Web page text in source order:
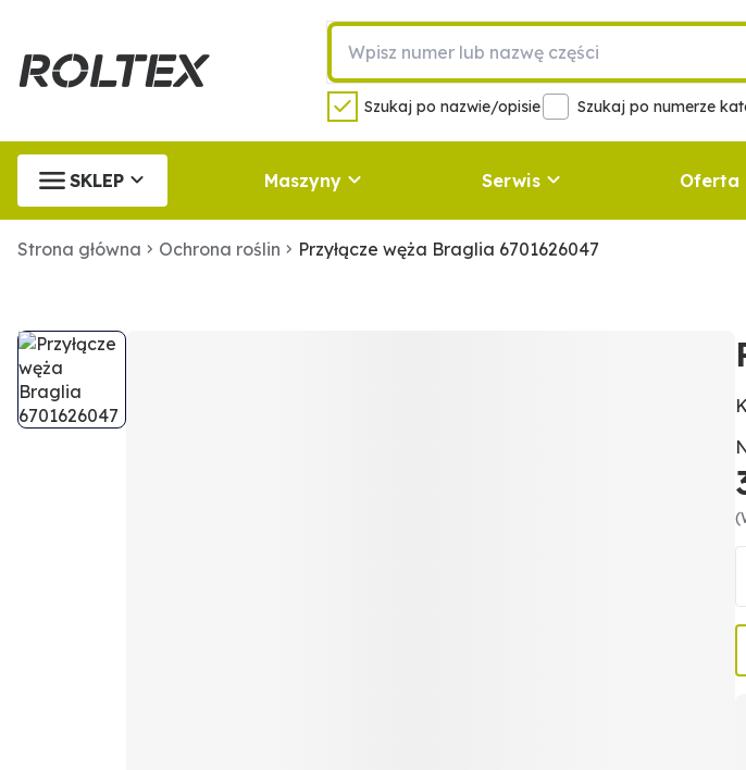
Szukaj po nazwie/opisie Szukaj po numerze
SKLEP Maszyny Serwis Oferta
Strona główna Ochrona roślin Przyłącze węża Braglia 6701626047